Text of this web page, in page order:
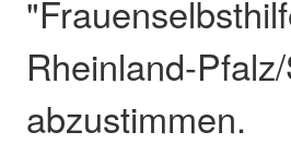
Rheinland-
abzustimmen.